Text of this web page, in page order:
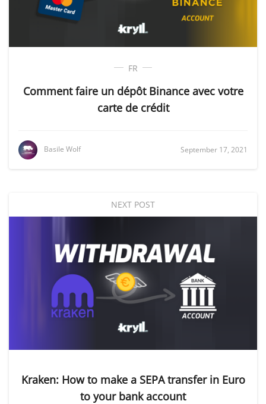
FR
Comment faire un dépôt Binance avec votre
carte de crédit
Basile Wolf September 17, 2021
NEXT POST
Kraken: How to make a SEPA transfer in Euro
to your bank account